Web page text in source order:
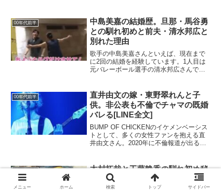
す。木村工藤夫妻の仲にイチャモンを付
ける人の中には、「キムタ...
00年代前半
中島美嘉の結婚歴。旦那・馬谷勇
との馴れ初めと前夫・清水邦広と
別れた理由
歌手の中島美嘉さんといえば、現在まで
に2回の結婚を経験しています。1人目は
元バレーボール選手の清水邦広さんで、2
の結婚についてわかっていることを整理
してみたいと思いま...
00年代前半
直井由文の嫁・東野翠れんと子
供。非公表も不倫でチャマの既婚
バレる[LINE全文]
BUMP OF CHICKENのイケメンベーシス
トとして、多くの女性ファンを抱える直
井由文さん。2020年に不倫報道が出る
過去の不倫報道について書いてみたいと
思います。...
木村拓哉と工藤静香の馴れ初め秘
話。年の差2歳も子供扱い。”2股
乗り換え説”
メニュー ホーム 検索 トップ サイドバー